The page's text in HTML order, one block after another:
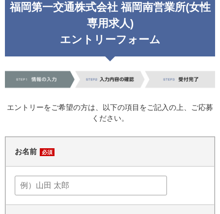
福岡第一交通株式会社 福岡南営業所(女性
専用求人)
エントリーフォーム
エントリーをご希望の方は、以下の項目をご記入の上、ご応募
ください。
お名前 必須